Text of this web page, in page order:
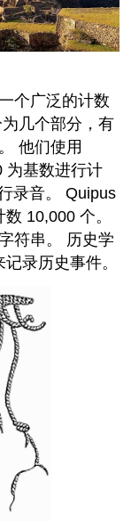
个广泛的计数
几个部分，有
他们使用
为基数进行计
录音。 Quipus
10,000 个。
符串。 历史学
录历史事件。